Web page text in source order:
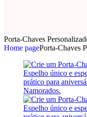
Porta-Chaves
Home pagePorta-Chaves